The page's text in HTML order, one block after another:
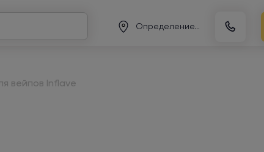
Определение...
вейпов Inflave